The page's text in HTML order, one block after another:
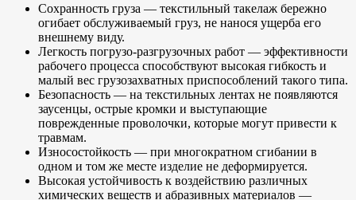
Сохранность груза — текстильный такелаж бережно
огибает обслуживаемый груз, не нанося ущерба его
внешнему виду.
Легкость погрузо-разгрузочных работ — эффективности
рабочего процесса способствуют высокая гибкость и
малый вес грузозахватных приспособлений такого типа.
Безопасность — на текстильных лентах не появляются
заусенцы, острые кромки и выступающие
поврежденные проволочки, которые могут привести к
травмам.
Износостойкость — при многократном сгибании в
одном и том же месте изделие не деформируется.
Высокая устойчивость к воздействию различных
химических веществ и абразивных материалов —